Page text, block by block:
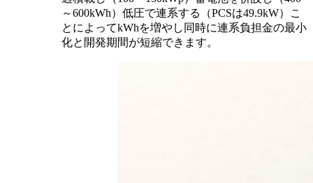
～600kWh）低圧で連系する（PCSは49.9kW）こ
とによってkWhを増やし同時に連系負担金の最小
化と開発期間が短縮できます。